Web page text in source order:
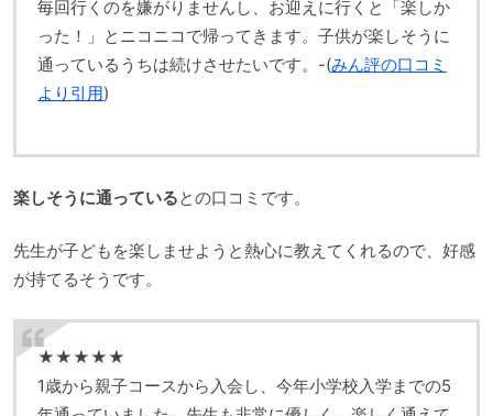
毎回行くのを嫌がりませんし、お迎えに行くと「楽しか
った！」とニコニコで帰ってきます。子供が楽しそうに
通っているうちは続けさせたいです。-(みん評の口コミ
より引用)
楽しそうに通っているとの口コミです。
先生が子どもを楽しませようと熱心に教えてくれるので、好感
が持てるそうです。
★★★★★
1歳から親子コースから入会し、今年小学校入学までの5